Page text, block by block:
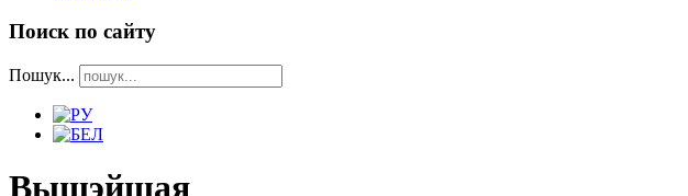
Поиск по сайту
Пошук...
Вышэйшая